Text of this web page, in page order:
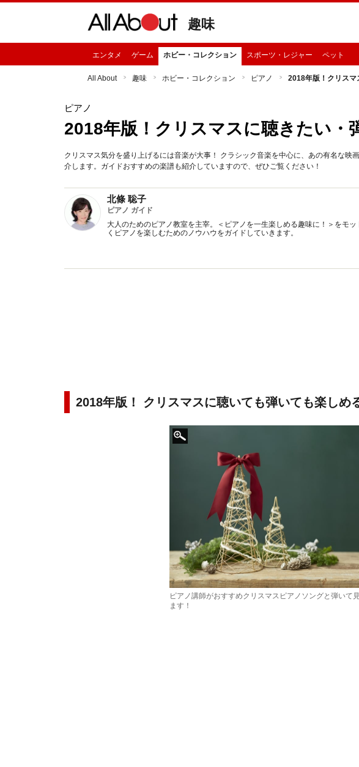
趣味
エンタメ ゲーム ホビー・コレクション スポーツ・レジャー ペット
All About 趣味 ホビー・コレクション ピアノ 2018年版！クリスマ
ピアノ
2018年版！クリスマスに聴きたい・
クリスマス気分を盛り上げるには音楽が大事！ クラシック音楽を中心に、あの有名な映
介します。ガイドおすすめの楽譜も紹介していますので、ぜひご覧ください！
北條 聡子
ピアノ ガイド
大人のためのピアノ教室を主宰。＜ピアノを一生楽しめる趣味に！＞をモ
くピアノを楽しむためのノウハウをガイドしていきます。
2018年版！ クリスマスに聴いても弾いても楽しめ
ピアノ講師がおすすめクリスマスピアノソングと弾いて
ます！